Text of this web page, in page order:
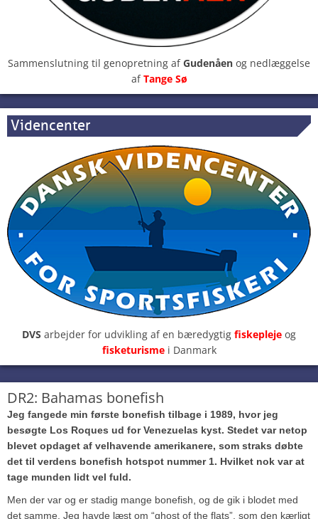
Sammenslutning til genopretning afGudenåen og nedlæggelse
afTange Sø
Videncenter
DVS arbejder for udvikling af en bæredygtig fiskepleje og
fisketurisme i Danmark
DR2: Bahamas bonefish
Jeg fangede min første bonefish tilbage i 1989, hvor jeg
besøgte Los Roques ud for Venezuelas kyst. Stedet var netop
blevet opdaget af velhavende amerikanere, som straks døbte
det til verdens bonefish hotspot nummer 1. Hvilket nok var at
tage munden lidt vel fuld.
Men der var og er stadig mange bonefish, og de gik i blodet med
det samme. Jeg havde læst om “ghost of the flats”, som den kærligt